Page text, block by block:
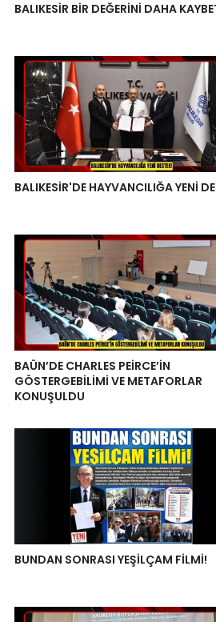
BALIKESİR BİR DEĞERİNİ DAHA
BALIKESİR'DE HAYVANCILIĞA YENİ
BAÜN’DE CHARLES PEİRCE’İN
GÖSTERGEBİLİMİ VE METAFORLAR
KONUŞULDU
BUNDAN SONRASI YEŞİLÇAM FİLMİ!